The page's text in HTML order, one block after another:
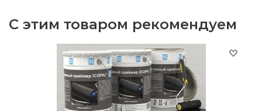
С этим товаром рекомендуем